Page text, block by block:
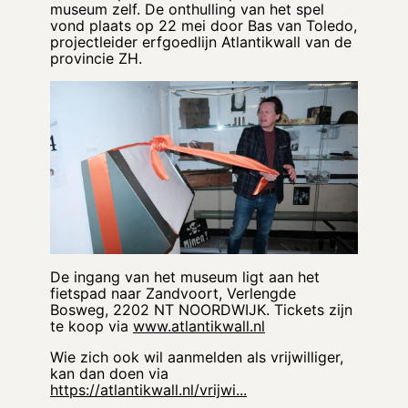
museum zelf. De onthulling van het spel
vond plaats op 22 mei door Bas van Toledo,
projectleider erfgoedlijn Atlantikwall van de
provincie ZH.
De ingang van het museum ligt aan het
fietspad naar Zandvoort, Verlengde
Bosweg, 2202 NT NOORDWIJK. Tickets zijn
te koop via www.atlantikwall.nl
Wie zich ook wil aanmelden als vrijwilliger,
kan dan doen via
https://atlantikwall.nl/vrijwi...